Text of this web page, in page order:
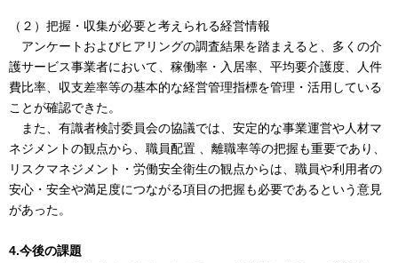
（２）把握・収集が必要と考えられる経営情報
アンケートおよびヒアリングの調査結果を踏まえると、多くの介
護サービス事業者において、稼働率・入居率、平均要介護度、人件
費比率、収支差率等の基本的な経営管理指標を管理・活用している
ことが確認できた。
また、有識者検討委員会の協議では、安定的な事業運営や人材マ
ネジメントの観点から、職員配置 、離職率等の把握も重要であり、
リスクマネジメント・労働安全衛生の観点からは、職員や利用者の
安心・安全や満足度につながる項目の把握も必要であるという意見
があった。
4.今後の課題